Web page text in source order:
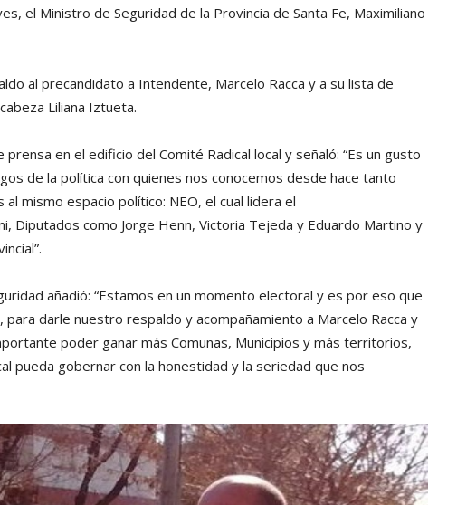
el Ministro de Seguridad de la Provincia de Santa Fe, Maximiliano
al precandidato a Intendente, Marcelo Racca y a su lista de
Liliana Iztueta.
en el edificio del Comité Radical local y señaló: “Es un gusto
de la política con quienes nos conocemos desde hace tanto
mismo espacio político: NEO, el cual lidera el
Diputados como Jorge Henn, Victoria Tejeda y Eduardo Martino y
añadió: “Estamos en un momento electoral y es por eso que
darle nuestro respaldo y acompañamiento a Marcelo Racca y
poder ganar más Comunas, Municipios y más territorios,
pueda gobernar con la honestidad y la seriedad que nos